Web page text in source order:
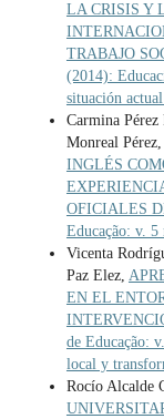
LA CRISIS Y
TRABAJO
(2014):
situación
Carmina Pérez
Monreal Pérez,
INGLÉS
OFICIALES
Educação: v.
Vicenta
Paz Elez,
EN EL
de Educação:
local y
Rocío Alcalde